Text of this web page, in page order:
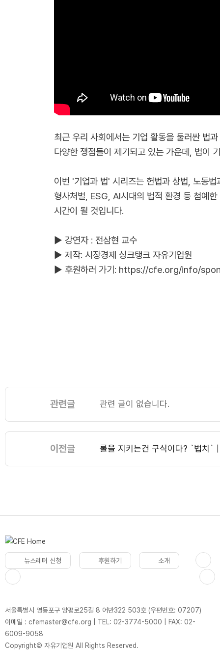
최근 우리 사회에서는 기업 활동을 둘러싼 법
다양한 쟁점들이 제기되고 있는 가운데, 법이
이번 '기업과 법' 시리즈는 헌법과 상법, 노동
형사처벌, ESG, AI시대의 법적 환경 등 첨예
시간이 될 것입니다.
▶ 강연자 : 전삼현 교수
▶ 제작: 시장경제 싱크탱크 자유기업원
▶ 후원하러 가기: https://cfe.org/info/
관련글 관련 글이 없습니다.
이전글 룰을 지키는건 구식이다? `법치`
뉴스레터 신청 후원하기 소개
서울특별시 영등포구 양평로25길 8 어반322 503호 (우편번호: 07207)
이메일 : cfemaster@cfe.org
TEL: 02-3774-5000
FAX: 02-
6009-9058
Copyright© 자유기업원 All Rights Reserved.